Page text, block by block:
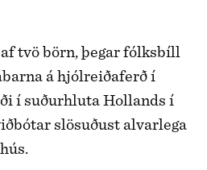
á hjólreiðaferð í
í suðurhluta Hollands í
slösuðust alvarlega